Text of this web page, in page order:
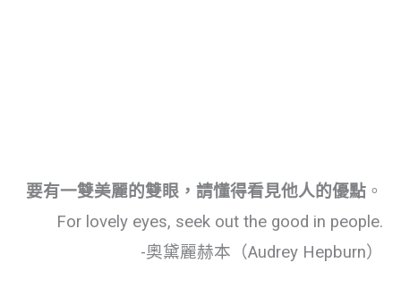
要有一雙美麗的雙眼，請懂得看見他人的優點 。
For lovely eyes, seek out the good in people.
-奧黛麗赫本（Audrey Hepburn）